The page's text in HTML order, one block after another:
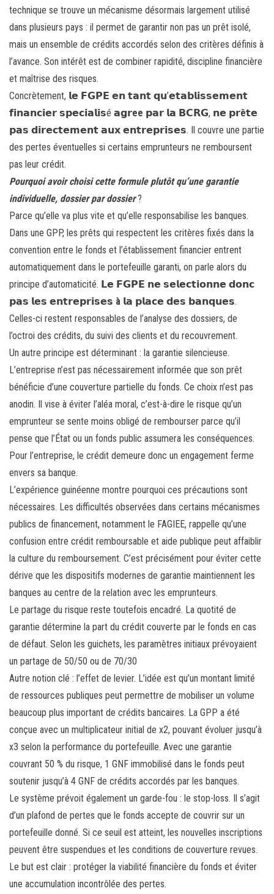
technique se trouve un mécanisme désormais largement utilisé
dans plusieurs pays : il permet de garantir non pas un prêt isolé,
mais un ensemble de crédits accordés selon des critères définis à
l’avance. Son intérêt est de combiner rapidité, discipline financière
et maîtrise des risques.
Concrètement, 𝗹𝗲 𝗙𝗚𝗣𝗘 𝗲𝗻 𝘁𝗮𝗻𝘁 𝗾𝘂’𝗲𝘁𝗮𝗯𝗹𝗶𝘀𝘀𝗲𝗺𝗲𝗻𝘁
𝗳𝗶𝗻𝗮𝗻𝗰𝗶𝗲𝗿 𝘀𝗽𝗲𝗰𝗶𝗮𝗹𝗶𝘀é 𝗮𝗴𝗿ee 𝗽𝗮𝗿 𝗹𝗮 𝗕𝗖𝗥𝗚, 𝗻𝗲 𝗽𝗿ê𝘁𝗲
𝗽𝗮𝘀 𝗱𝗶𝗿𝗲𝗰𝘁𝗲𝗺𝗲𝗻𝘁 𝗮𝘂𝘅 𝗲𝗻𝘁𝗿𝗲𝗽𝗿𝗶𝘀𝗲𝘀. Il couvre une partie
des pertes éventuelles si certains emprunteurs ne remboursent
pas leur crédit.
Pourquoi avoir choisi cette formule plutôt qu’une garantie
individuelle, dossier par dossier?
Parce qu’elle va plus vite et qu’elle responsabilise les banques.
Dans une GPP, les prêts qui respectent les critères fixés dans la
convention entre le fonds et l’établissement financier entrent
automatiquement dans le portefeuille garanti, on parle alors du
principe d’automaticité. 𝗟𝗲 𝗙𝗚𝗣𝗘 𝗻𝗲 𝘀𝗲𝗹𝗲𝗰𝘁𝗶𝗼𝗻𝗻𝗲 𝗱𝗼𝗻𝗰
𝗽𝗮𝘀 𝗹𝗲𝘀 𝗲𝗻𝘁𝗿𝗲𝗽𝗿𝗶𝘀𝗲𝘀 à 𝗹𝗮 𝗽𝗹𝗮𝗰𝗲 𝗱𝗲𝘀 𝗯𝗮𝗻𝗾𝘂𝗲𝘀.
Celles-ci restent responsables de l’analyse des dossiers, de
l’octroi des crédits, du suivi des clients et du recouvrement.
Un autre principe est déterminant : la garantie silencieuse.
L’entreprise n’est pas nécessairement informée que son prêt
bénéficie d’une couverture partielle du fonds. Ce choix n’est pas
anodin. Il vise à éviter l’aléa moral, c’est-à-dire le risque qu’un
emprunteur se sente moins obligé de rembourser parce qu’il
pense que l’État ou un fonds public assumera les conséquences.
Pour l’entreprise, le crédit demeure donc un engagement ferme
envers sa banque.
L’expérience guinéenne montre pourquoi ces précautions sont
nécessaires. Les difficultés observées dans certains mécanismes
publics de financement, notamment le FAGIEE, rappelle qu’une
confusion entre crédit remboursable et aide publique peut affaiblir
la culture du remboursement. C’est précisément pour éviter cette
dérive que les dispositifs modernes de garantie maintiennent les
banques au centre de la relation avec les emprunteurs.
Le partage du risque reste toutefois encadré. La quotité de
garantie détermine la part du crédit couverte par le fonds en cas
de défaut. Selon les guichets, les paramètres initiaux prévoyaient
un partage de 50/50 ou de 70/30
Autre notion clé : l’effet de levier. L’idée est qu’un montant limité
de ressources publiques peut permettre de mobiliser un volume
beaucoup plus important de crédits bancaires. La GPP a été
conçue avec un multiplicateur initial de x2, pouvant évoluer jusqu’à
x3 selon la performance du portefeuille. Avec une garantie
couvrant 50 % du risque, 1 GNF immobilisé dans le fonds peut
soutenir jusqu’à 4 GNF de crédits accordés par les banques.
Le système prévoit également un garde-fou : le stop-loss. Il s’agit
d’un plafond de pertes que le fonds accepte de couvrir sur un
portefeuille donné. Si ce seuil est atteint, les nouvelles inscriptions
peuvent être suspendues et les conditions de couverture revues.
Le but est clair : protéger la viabilité financière du fonds et éviter
une accumulation incontrôlée des pertes.